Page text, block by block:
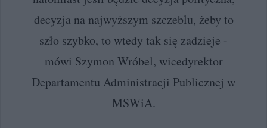
decyzja na najwyższym szczeblu, żeby to
szło szybko, to wtedy tak się zadzieje -
mówi Szymon Wróbel, wicedyrektor
Departamentu Administracji Publicznej w
MSWiA.